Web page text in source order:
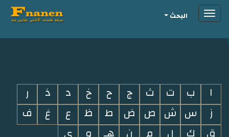
i
Toggleالبحث
ا ب ت ث ج ح خ د ذ
ر
ز
س ش ص ض ط ظ ع غ
ف
ق
ك ل م ن هـ و ي